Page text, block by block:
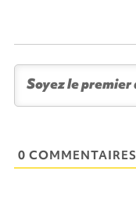
0 COMMENTAIRES